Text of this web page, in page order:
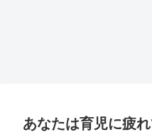
あなたは育児に疲